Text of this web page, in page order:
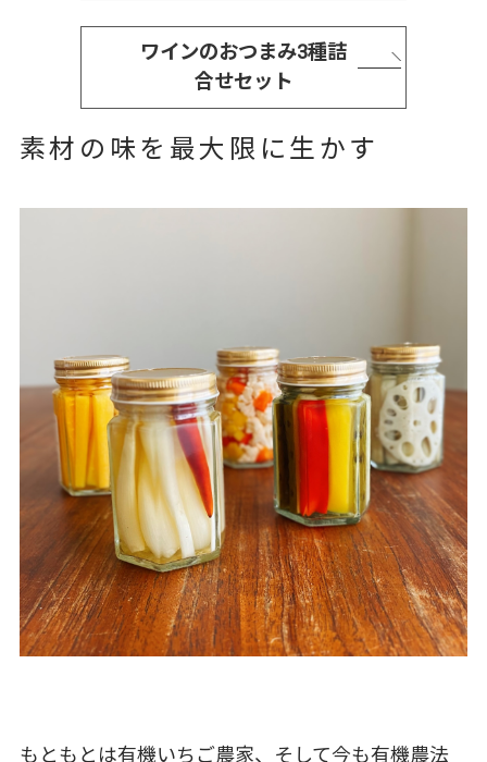
ワインのおつまみ3種詰
合せセット
素材の味を最大限に生かす
もともとは有機いちご農家、そして今も有機農法